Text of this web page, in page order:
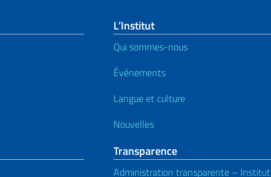
L’Institut
Qui sommes-nous
Événements
Langue et culture
Nouvelles
Transparence
Administration transparente – Institut